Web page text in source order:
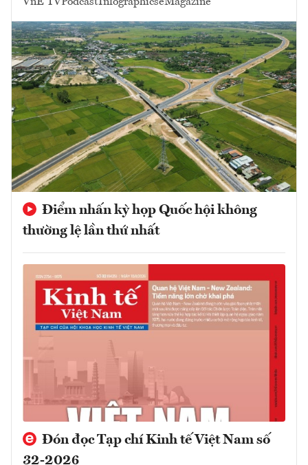
Điểm nhấn kỳ họp Quốc hội không
thường lệ lần thứ nhất
Đón đọc Tạp chí Kinh tế Việt Nam số
32-2026